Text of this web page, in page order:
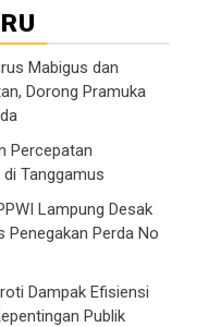
Mabigus dan
Dorong Pramuka
Percepatan
Tanggamus
Lampung Desak
Penegakan Perda No
Dampak Efisiensi
Publik